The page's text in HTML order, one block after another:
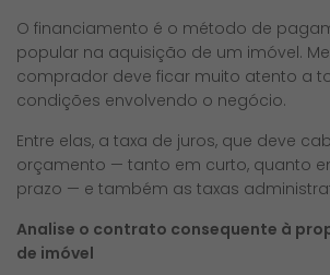
O financiamento é o método de
popular na aquisição de um imóvel.
comprador deve ficar muito atento a
condições envolvendo o negócio.
Entre elas, a taxa de juros, que deve
orçamento — tanto em curto, quanto
prazo — e também as taxas
Analise o contrato consequente à
de imóvel